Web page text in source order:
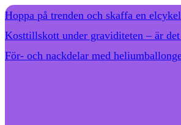
Hoppa på trenden och skaffa en elcykel
Kosttillskott under graviditeten – är
För- och nackdelar med